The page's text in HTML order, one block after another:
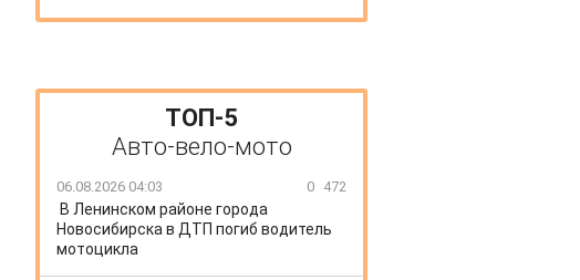
ТОП-5
Авто-вело-мото
06.08.2026 04:03 0 472
В Ленинском районе города
Новосибирска в ДТП погиб водитель
мотоцикла